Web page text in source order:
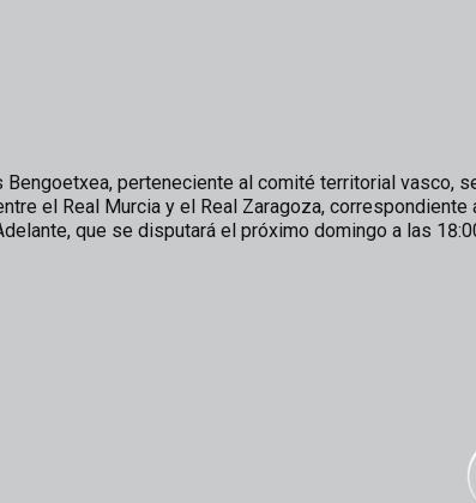
Bengoetxea, perteneciente al comité territorial vasco,
el Real Murcia y el Real Zaragoza, correspondiente
que se disputará el próximo domingo a las